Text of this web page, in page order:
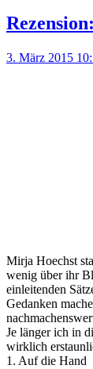
3. März 2015
Mirja Hoechst
wenig über ihr
einleitenden
Gedanken
Je länger ich in
wirklich
1. Auf die Hand